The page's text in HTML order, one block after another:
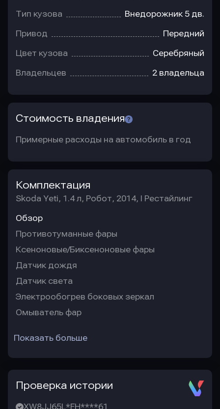
Тип кузова Внедорожник 5 дв.
Привод Передний
Цвет кузова Серебряный
Владельцев 2 владельца
Стоимость владения
Примерные расходы на автомобиль в год
Комплектация
Skoda Yeti, 1.4 л, Робот, 2014, I Рестайлинг
Обзор
Противотуманные фары
Ксеноновые/Биксеноновые фары
Датчик дождя
Датчик света
Электрообогрев боковых зеркал
Омыватель фар
Показать больше
Проверка истории
XW8JJ65L*FH****61